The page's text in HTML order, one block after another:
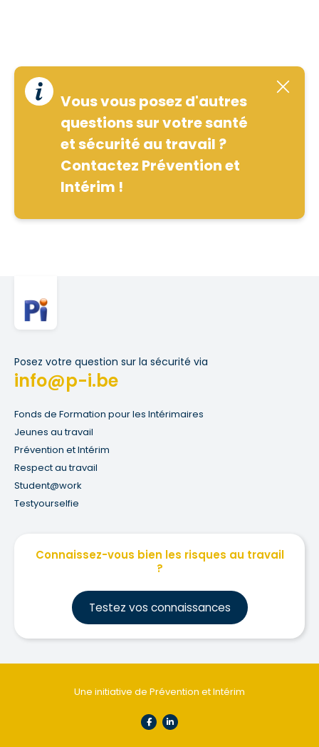
Vous vous posez d'autres
questions sur votre santé
et sécurité au travail ?
Contactez Prévention et
Intérim !
Posez votre question sur la sécurité via
info@p-i.be
Fonds de Formation pour les Intérimaires
Jeunes au travail
Prévention et Intérim
Respect au travail
Student@work
Testyourselfie
Connaissez-vous bien les risques au travail
?
Testez vos connaissances
Une initiative de Prévention et Intérim